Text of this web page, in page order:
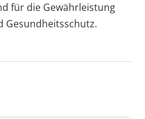
für die Gewährleistung
Gesundheitsschutz.